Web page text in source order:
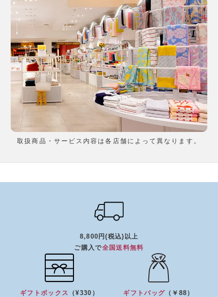
取扱商品・サービス内容は各店舗によって異なります。
8,800円(税込)以上
ご購入で全国送料無料
ギフトボックス
（¥330）
ギフトバッグ （￥88）